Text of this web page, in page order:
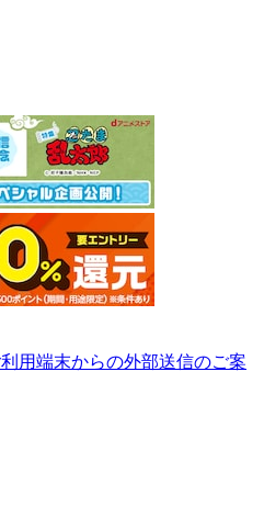
用端末からの外部送信のご案